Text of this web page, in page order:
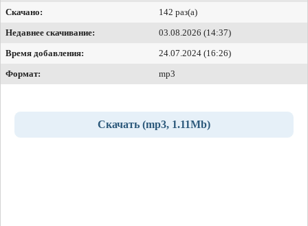
Скачано:
142 раз(а)
Недавнее скачивание:
03.08.2026 (14:37)
Время добавления:
24.07.2024 (16:26)
Формат:
mp3
Скачать (mp3, 1.11Mb)